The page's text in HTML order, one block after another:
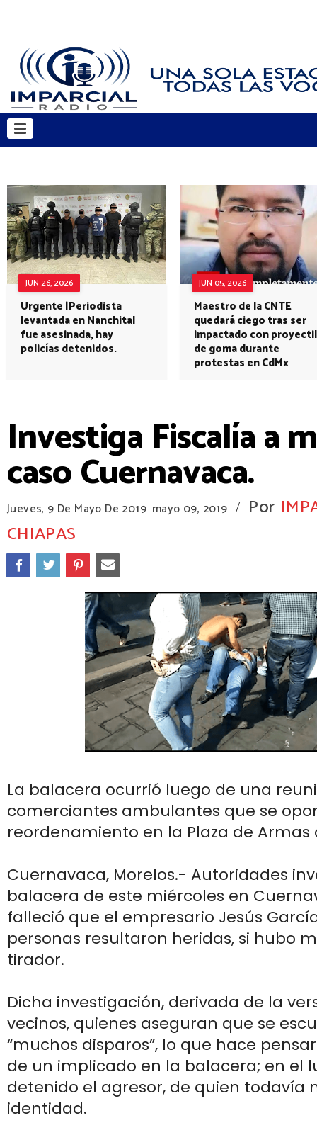
JUN 26, 2026
Urgente |Periodista
levantada en Nanchital
fue asesinada, hay
policías detenidos.
JUN 05, 2026
Maestro de la CNTE
quedará ciego tras ser
impactado con proyectil
de goma durante
protestas en CdMx
Investiga Fiscalía a
caso Cuernavaca.
Jueves, 9 De Mayo De 2019 mayo 09, 2019 / Por
CHIAPAS
La balacera ocurrió luego de una
comerciantes ambulantes que se
reordenamiento en la Plaza de
Cuernavaca, Morelos.- Autoridades
balacera de este miércoles en
falleció que el empresario Jesús
personas resultaron heridas, si hubo
tirador.
Dicha investigación, derivada de la
vecinos, quienes aseguran que se
“muchos disparos”, lo que hace
de un implicado en la balacera; en el
detenido el agresor, de quien todavía
identidad.